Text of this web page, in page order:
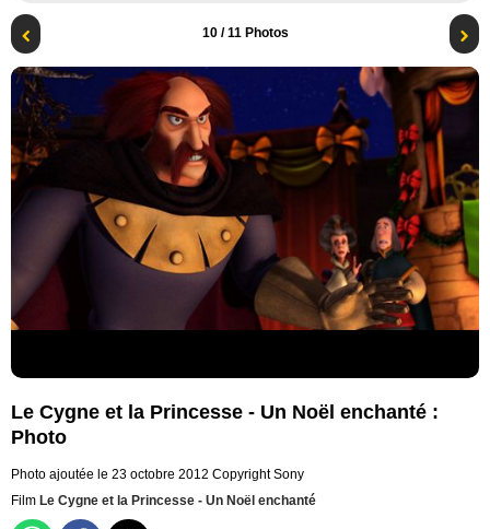
10/ 11 Photos
Le Cygne et la Princesse - Un Noël enchanté :
Photo
Photo ajoutée le 23 octobre 2012 Copyright Sony
Film Le Cygne et la Princesse - Un Noël enchanté